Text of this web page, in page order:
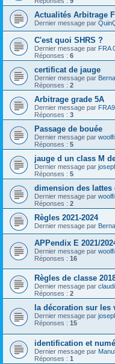
Actualités Arbitrage
Dernier message par
C'est quoi SHRS ?
Dernier message par FRA
Réponses : 6
certificat de jauge
Dernier message par
Réponses : 2
Arbitrage grade 5A
Dernier message par
Réponses : 3
Passage de bouée
Dernier message par woolfi
Réponses : 5
jauge d un class M
Dernier message par
Réponses : 5
dimension des lattes
Dernier message par woolfi
Réponses : 2
Règles 2021-2024
Dernier message par
APPendix E 2021/
Dernier message par woolfi
Réponses : 16
Règles de classe
Dernier message par
Réponses : 2
la décoration sur les
Dernier message par
Réponses : 15
identification et
Dernier message par
Réponses : 1